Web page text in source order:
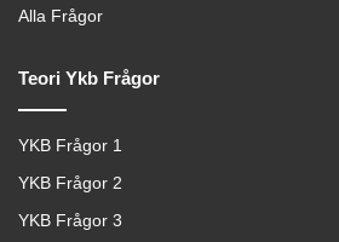
Alla Frågor
Teori Ykb Frågor
YKB Frågor 1
YKB Frågor 2
YKB Frågor 3